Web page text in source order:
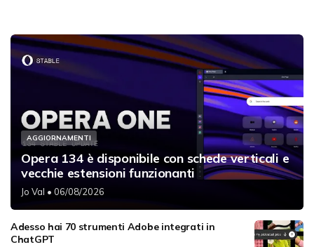
AGGIORNAMENTI
Opera 134 è disponibile con schede verticali e
vecchie estensioni funzionanti
Jo Val • 06/08/2026
Adesso hai 70 strumenti Adobe integrati in
ChatGPT